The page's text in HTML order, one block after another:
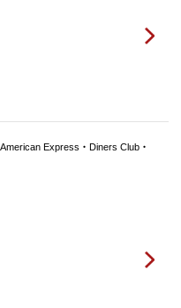
Express・Diners Club・